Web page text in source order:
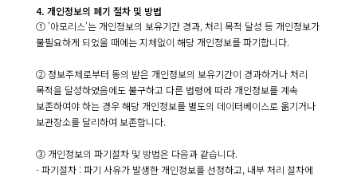
4. 개인정보의 폐기 절차 및 방법
① '아모리스'는 개인정보의 보유기간 경과, 처리 목적 달성 등 개인정보가
불필요하게 되었을 때에는 지체없이 해당 개인정보를 파기합니다.
② 정보주체로부터 동의 받은 개인정보의 보유기간이 경과하거나 처리
목적을 달성하였음에도 불구하고 다른 법령에 따라 개인정보를 계속
보존하여야 하는 경우 해당 개인정보를 별도의 데이터베이스로 옮기거나
보관장소를 달리하여 보존합니다.
③ 개인정보의 파기절차 및 방법은 다음과 같습니다.
- 파기절차 : 파기 사유가 발생한 개인정보를 선정하고, 내부 처리 절차에